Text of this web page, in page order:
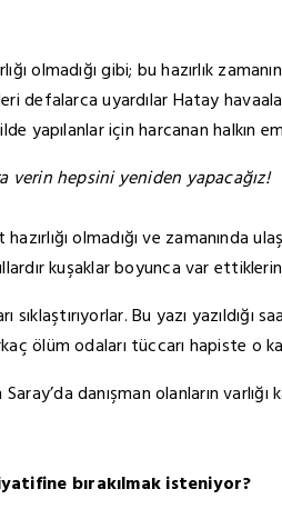
olmadığı gibi; bu hazırlık
defalarca uyardılar Hatay
yapılanlar için harcanan halkın
verin hepsini yeniden yapacağız!
olmadığı ve zamanında
kuşaklar boyunca var
Bu yazı yazıldığı
ölüm odaları tüccarı hapiste o
danışman olanların varlığı
bırakılmak isteniyor?